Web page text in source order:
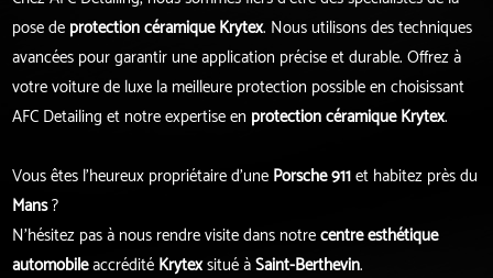
pose deprotection céramiqueKrytex. Nous utilisons des techniques
avancées pour garantir une application précise et durable. Offrez à
votre voiture de luxe la meilleure protection possible en choisissant
AFC Detailing et notre expertise en protection céramique Krytex.
Vous êtes l'heureux propriétaire d'unePorsche 911et habitez près du
Mans?
N'hésitez pas à nous rendre visite dans notrecentre esthétique
automobileaccréditéKrytexsitué àSaint-Berthevin.